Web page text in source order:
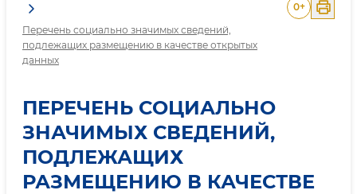
Перечень социально значимых сведений,
подлежащих размещению в качестве открытых
данных
0+
ПЕРЕЧЕНЬ СОЦИАЛЬНО
ЗНАЧИМЫХ СВЕДЕНИЙ,
ПОДЛЕЖАЩИХ
РАЗМЕЩЕНИЮ В КАЧЕСТВЕ